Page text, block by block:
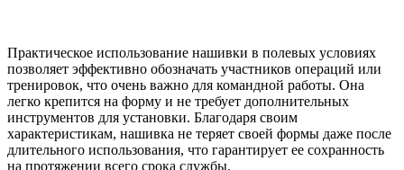
Практическое использование нашивки в полевых условиях
позволяет эффективно обозначать участников операций или
тренировок, что очень важно для командной работы. Она
легко крепится на форму и не требует дополнительных
инструментов для установки. Благодаря своим
характеристикам, нашивка не теряет своей формы даже после
длительного использования, что гарантирует ее сохранность
на протяжении всего срока службы.